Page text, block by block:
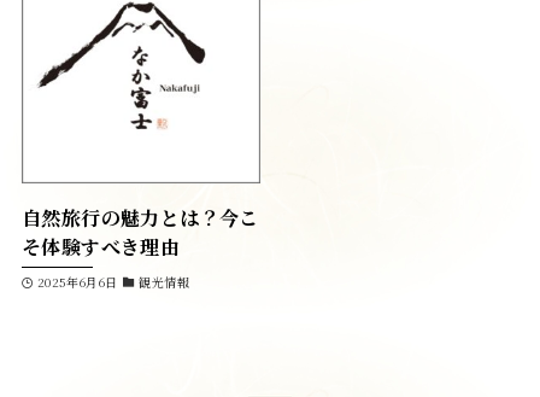
施設の楽しみ方
周辺店舗情報紹介
アクセス
お知らせ
自然旅行の魅力とは？今こ
そ体験すべき理由
2025年6月6日 観光情報